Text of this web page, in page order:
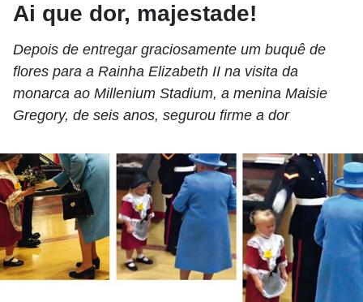
Ai que dor, majestade!
Depois de entregar graciosamente um buquê de
flores para a Rainha Elizabeth II na visita da
monarca ao Millenium Stadium, a menina Maisie
Gregory, de seis anos, segurou firme a dor